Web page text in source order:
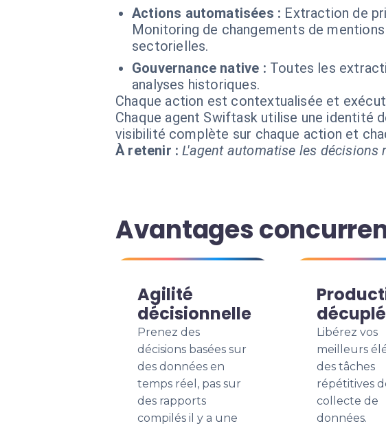
Actions automatisées : Extraction de
Monitoring de changements de
sectorielles.
Gouvernance native : Toutes les
analyses historiques.
Chaque action est contextualisée et
Chaque agent Swiftask utilise une identité
visibilité complète sur chaque action et
À retenir : L'agent automatise les
Avantages
Agilité
décisionnelle
Prenez des
décisions basées sur
des données en
temps réel, pas sur
des rapports
compilés il y a une
Libérez vos
meilleurs
des tâches
répétitives
collecte de
données.